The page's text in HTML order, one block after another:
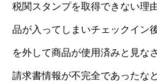
税関スタンプを取得できない理
品が入ってしまいチェックイン
を外して商品が使用済みと見な
請求書情報が不完全であったな